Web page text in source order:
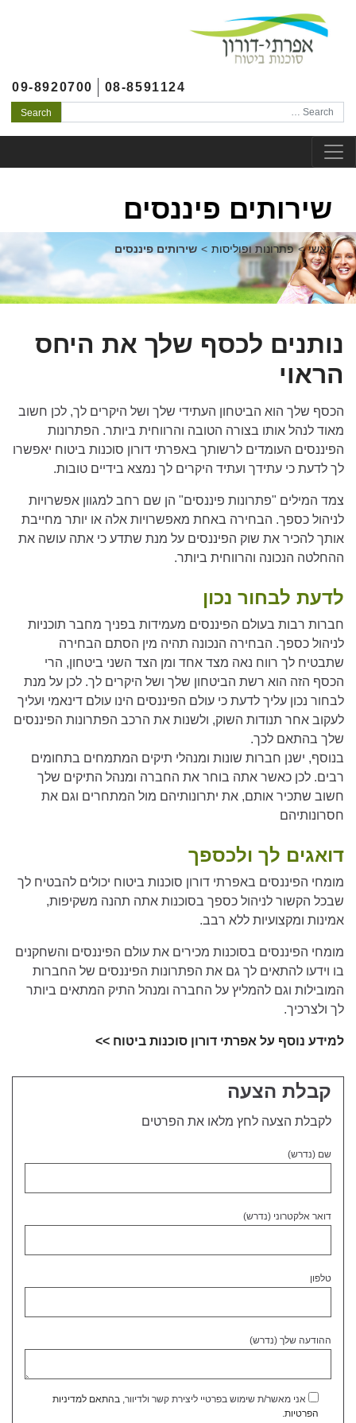
08-8591124
09-8920700
Search
שירותים פיננסים
ראשי > פתרונות ופוליסות > שירותים פיננסים
נותנים לכסף שלך את היחס
הראוי
הכסף שלך הוא הביטחון העתידי שלך ושל היקרים לך, לכן חשוב
מאוד לנהל אותו בצורה הטובה והרווחית ביותר. הפתרונות
הפיננסים העומדים לרשותך באפרתי דורון סוכנות ביטוח יאפשרו
לך לדעת כי עתידך ועתיד היקרים לך נמצא בידיים טובות.
צמד המילים "פתרונות פיננסים" הן שם רחב למגוון אפשרויות
לניהול כספך. הבחירה באחת מאפשרויות אלה או יותר מחייבת
אותך להכיר את שוק הפיננסים על מנת שתדע כי אתה עושה את
ההחלטה הנכונה והרווחית ביותר.
לדעת לבחור נכון
חברות רבות בעולם הפיננסים מעמידות בפניך מחבר תוכניות
לניהול כספך. הבחירה הנכונה תהיה מין הסתם הבחירה
שתבטיח לך רווח נאה מצד אחד ומן הצד השני ביטחון, הרי
הכסף הזה הוא רשת הביטחון שלך ושל היקרים לך. לכן על מנת
לבחור נכון עליך לדעת כי עולם הפיננסים הינו עולם דינאמי ועליך
לעקוב אחר תנודות השוק, ולשנות את הרכב הפתרונות הפיננסים
שלך בהתאם לכך.
בנוסף, ישנן חברות שונות ומנהלי תיקים המתמחים בתחומים
רבים. לכן כאשר אתה בוחר את החברה ומנהל התיקים שלך
חשוב שתכיר אותם, את יתרונותיהם מול המתחרים וגם את
חסרונותיהם
דואגים לך ולכספך
מומחי הפיננסים באפרתי דורון סוכנות ביטוח יכולים להבטיח לך
שבכל הקשור לניהול כספך בסוכנות אתה תהנה משקיפות,
אמינות ומקצועיות ללא רבב.
מומחי הפיננסים בסוכנות מכירים את עולם הפיננסים והשחקנים
בו וידעו להתאים לך גם את הפתרונות הפיננסים של החברות
המובילות וגם להמליץ על החברה ומנהל התיק המתאים ביותר
לך ולצרכיך.
למידע נוסף על אפרתי דורון סוכנות ביטוח >>
קבלת הצעה
לקבלת הצעה לחץ מלאו את הפרטים
שם (נדרש)
דואר אלקטרוני (נדרש)
טלפון
ההודעה שלך (נדרש)
אני מאשר/ת שימוש בפרטיי ליצירת קשר ולדיוור, בהתאם למדיניות
הפרטיות.